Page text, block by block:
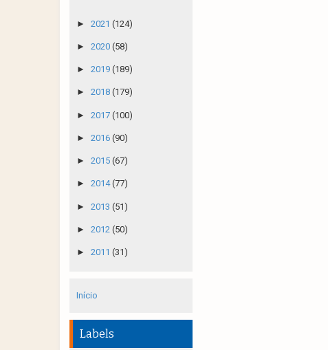
► 2021 (124)
► 2020 (58)
► 2019 (189)
► 2018 (179)
► 2017 (100)
► 2016 (90)
► 2015 (67)
► 2014(77)
► 2013 (51)
► 2012 (50)
► 2011 (31)
Início
Labels